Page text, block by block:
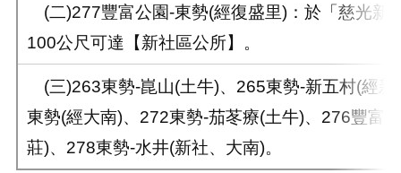
(二)277豐富公園-東勢(經復盛里)：於「慈光新
100公尺可達【新社區公所】。
(三)263東勢-崑山(土牛)、265東勢-新五村(經新
東勢(經大南)、272東勢-茄苳療(土牛)、276豐富
莊)、278東勢-水井(新社、大南)。